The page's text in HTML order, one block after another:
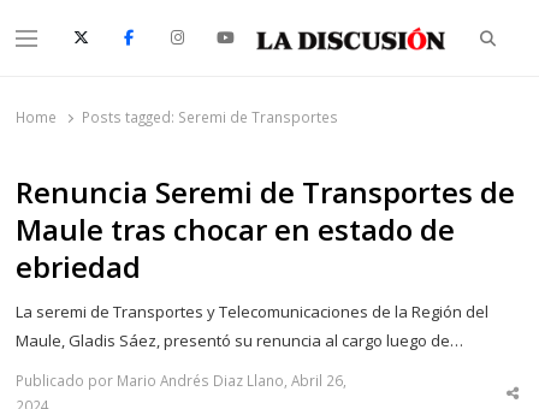
Menu
Home Posts tagged: Seremi de Transportes
Renuncia Seremi de Transportes de
Maule tras chocar en estado de
ebriedad
La seremi de Transportes y Telecomunicaciones de la Región del
Maule, Gladis Sáez, presentó su renuncia al cargo luego de…
Publicado por Mario Andrés Diaz Llano, Abril 26,